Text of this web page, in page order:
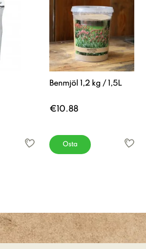
Benmjöl 1,2 kg / 1,5L
€10.88
Osta